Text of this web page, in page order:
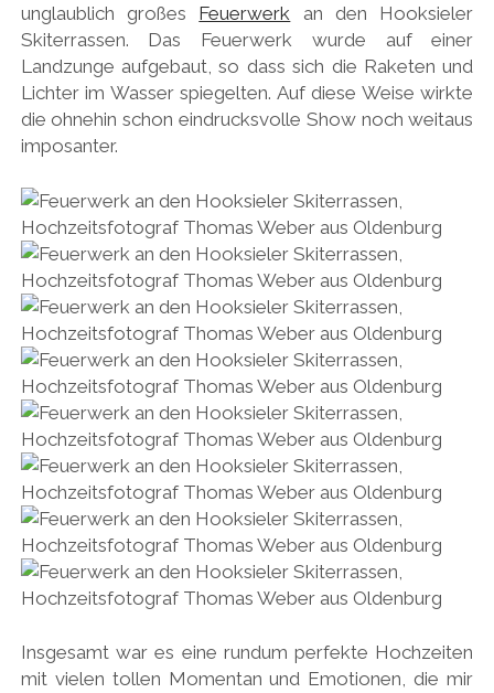
unglaublich großes Feuerwerk an den Hooksieler
Skiterrassen. Das Feuerwerk wurde auf einer
Landzunge aufgebaut, so dass sich die Raketen und
Lichter im Wasser spiegelten. Auf diese Weise wirkte
die ohnehin schon eindrucksvolle Show noch weitaus
imposanter.
Insgesamt war es eine rundum perfekte Hochzeiten
mit vielen tollen Momentan und Emotionen, die mir